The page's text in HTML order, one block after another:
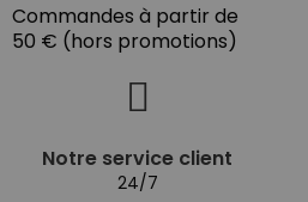
Commandes à partir de
50 € (hors promotions)
Notre service client
24/7